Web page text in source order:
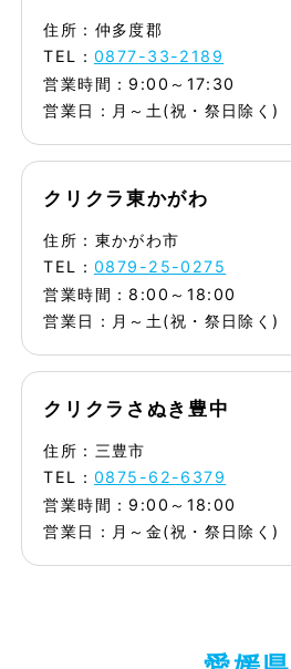
住所：仲多度郡
TEL： 0877-33-2189
営業時間：9:00～17:30
営業日：月～土(祝・祭日除く)
クリクラ東かがわ
住所：東かがわ市
TEL： 0879-25-0275
営業時間：8:00～18:00
営業日：月～土(祝・祭日除く)
クリクラさぬき豊中
住所：三豊市
TEL： 0875-62-6379
営業時間：9:00～18:00
営業日：月～金(祝・祭日除く)